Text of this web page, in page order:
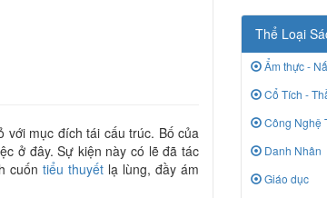
với mục đích tái cấu trúc. Bố của
ở đây. Sự kiện này có lẽ đã tác
cuốn tiểu thuyếtlạ lùng, đầy ám
Thể Loại
Ẩm thực -
Cổ Tích -
Công Nghệ
Danh Nhân
Giáo dục